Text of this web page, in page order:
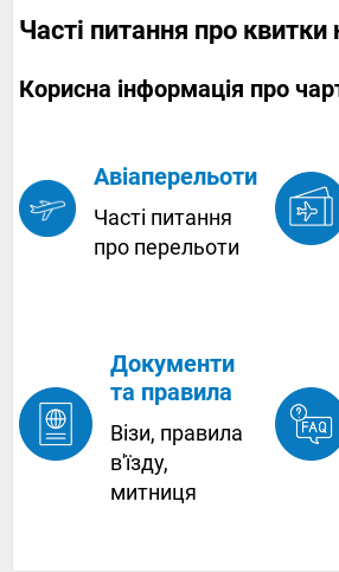
Часті питання про квитки
Корисна інформація про
Авіаперельоти
Часті питання
про перельоти
Документи
та правила
Візи, правила
в'їзду,
митниця